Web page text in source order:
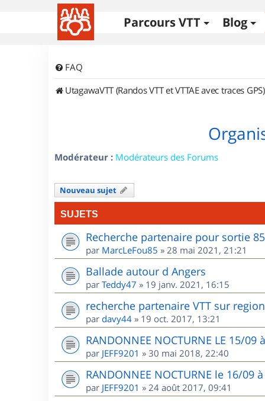
Parcours VTT Blog
FAQ
UtagawaVTT (Randos VTT et VTTAE avec traces GPS)
Modérateur : Modérateurs des Forums
Nouveau sujet
SUJETS
Recherche partenaire pour sortie
par MarcLeFou85 » 28 mai 2021, 21:21
Ballade autour d Angers
par Teddy47 » 19 janv. 2021, 16:15
recherche partenaire VTT sur
par davy44 » 19 oct. 2017, 13:21
RANDONNEE NOCTURNE LE 15/09
par JEFF9201 » 30 mai 2018, 22:40
RANDONNEE NOCTURNE le 16/09
par JEFF9201 » 24 août 2017, 09:41